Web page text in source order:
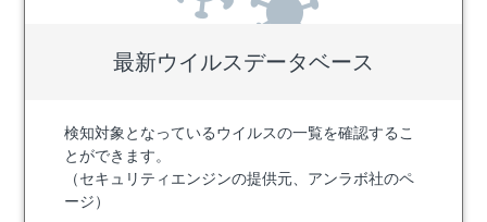
最新ウイルスデータベース
検知対象となっているウイルスの一覧を確認するこ
とができます。
（セキュリティエンジンの提供元、アンラボ社のペ
ージ）